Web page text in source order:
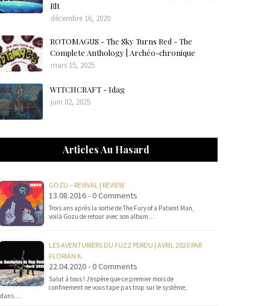
Rlt
décembre 16, 2020
ROTOMAGUS - The Sky Turns Red - The
Complete Anthology | Archéo-chronique
mars 15, 2025
WITCHCRAFT - Idag
juin 02, 2025
Articles Au Hasard
GOZU – REVIVAL | REVIEW
13.08.2016 - 0 Comments
Trois ans après la sortie de The Fury of a Patient Man,
voilà Gozu de retour avec son album…
LES AVENTURIERS DU FUZZ PERDU | AVRIL 2020 PAR
FLORIAN K.
22.04.2020 - 0 Comments
Salut à tous ! J’espère que ce premier mois de
confinement ne vous tape pas trop sur le système,
dans…